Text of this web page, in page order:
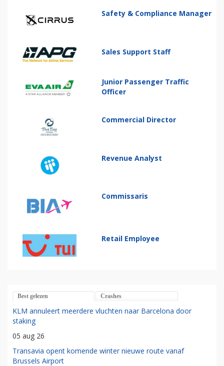
Safety & Compliance Manager
Sales Support Staff
Junior Passenger Traffic
Officer
Commercial Director
Revenue Analyst
Commissaris
Retail Employee
Best gelezen Crashes
KLM annuleert meerdere vluchten naar Barcelona door
staking
05 aug 26
Transavia opent komende winter nieuwe route vanaf
Brussels Airport